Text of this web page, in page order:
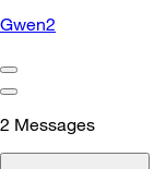
Gwen2
2 Messages